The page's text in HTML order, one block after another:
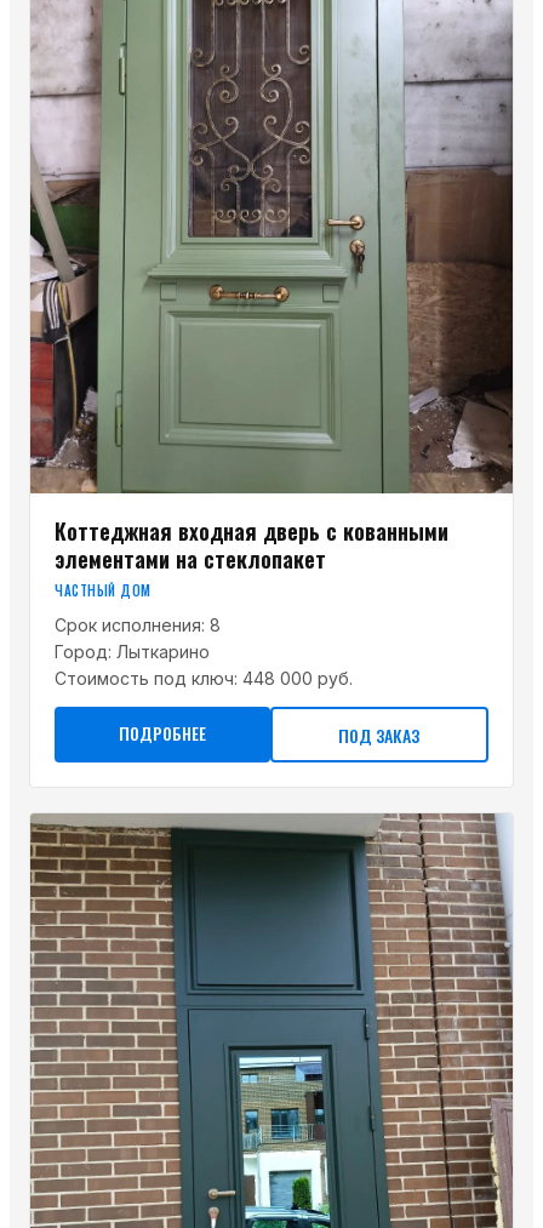
Коттеджная входная дверь с кованными
элементами на стеклопакет
ЧАСТНЫЙ ДОМ
Срок исполнения: 8
Город: Лыткарино
Стоимость под ключ: 448 000 руб.
ПОДРОБНЕЕ ПОД ЗАКАЗ